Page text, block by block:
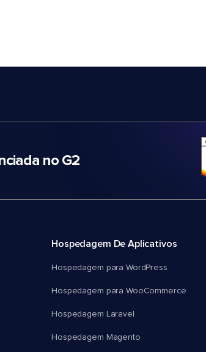
no G2
Hospedagem De Aplicativos
Hospedagem para WordPress
Hospedagem para WooCommerce
Hospedagem Laravel
Hospedagem Magento